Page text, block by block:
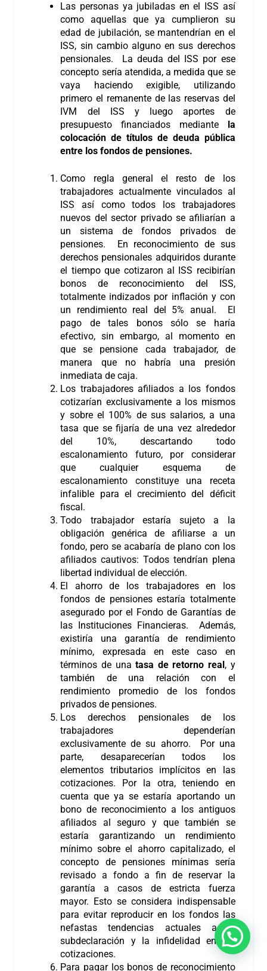
Las personas ya jubiladas en el ISS así
como aquellas que ya cumplieron su
edad de jubilación, se mantendrían en el
ISS, sin cambio alguno en sus derechos
pensionales. La deuda del ISS por ese
concepto sería atendida, a medida que se
vaya haciendo exigible, utilizando
primero el remanente de las reservas del
IVM del ISS y luego aportes de
presupuesto financiados mediante
la
colocación de títulos de deuda pública
entre los fondos de pensiones.
Como regla general el resto de los
trabajadores actualmente vinculados al
ISS así como todos los trabajadores
nuevos del sector privado se afiliarían a
un sistema de fondos privados de
pensiones. En reconocimiento de sus
derechos pensionales adquiridos durante
el tiempo que cotizaron al ISS recibirían
bonos de reconocimiento del ISS,
totalmente indizados por inflación y con
un rendimiento real del 5% anual. El
pago de tales bonos sólo se haría
efectivo, sin embargo, al momento en
que se pensione cada trabajador, de
manera que no habría una presión
inmediata de caja.
Los trabajadores afiliados a los fondos
cotizarían exclusivamente a los mismos
y sobre el 100% de sus salarios, a una
tasa que se fijaría de una vez alrededor
del 10%, descartando todo
escalonamiento futuro, por considerar
que cualquier esquema de
escalonamiento constituye una receta
infalible para el crecimiento del déficit
fiscal.
Todo trabajador estaría sujeto a la
obligación genérica de afiliarse a un
fondo, pero se acabaría de plano con los
afiliados cautivos: Todos tendrían plena
libertad individual de elección.
El ahorro de los trabajadores en los
fondos de pensiones estaría totalmente
asegurado por el Fondo de Garantías de
las Instituciones Financieras. Además,
existiría una garantía de rendimiento
mínimo, expresada en este caso en
términos de unatasa de retorno real , y
también de una relación con el
rendimiento promedio de los fondos
privados de pensiones.
Los derechos pensionales de los
trabajadores dependerían
exclusivamente de su ahorro. Por una
parte, desaparecerían todos los
elementos tributarios implícitos en las
cotizaciones. Por la otra, teniendo en
cuenta que ya se estaría aportando un
bono de reconocimiento a los antiguos
afiliados al seguro y que también se
estaría garantizando un rendimiento
mínimo sobre el ahorro capitalizado, el
concepto de pensiones mínimas sería
revisado a fondo a fin de reservar la
garantía a casos de estricta fuerza
mayor. Esto se considera indispensable
para evitar reproducir en los fondos las
nefastas tendencias actuales a la
subdeclaración y la infidelidad en las
cotizaciones.
Para pagar los bonos de reconocimiento